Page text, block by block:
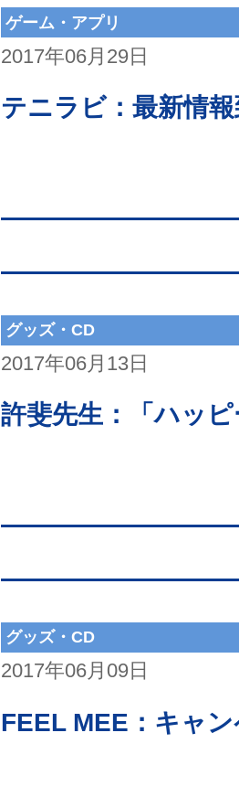
ゲーム・アプリ
2017年06月29日
テニラビ：最新情
グッズ・CD
2017年06月13日
許斐先生：「ハッ
グッズ・CD
2017年06月09日
FEEL MEE：キャ